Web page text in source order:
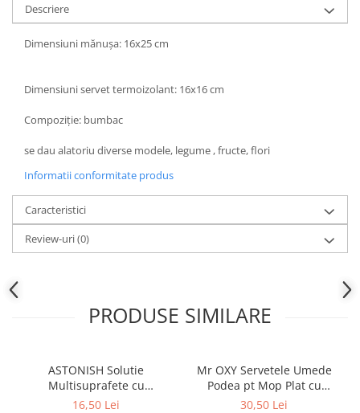
Descriere
Dimensiuni mănușa: 16x25 cm
Dimensiuni servet termoizolant: 16x16 cm
Compoziție: bumbac
se dau alatoriu diverse modele, legume , fructe, flori
Informatii conformitate produs
Caracteristici
Review-uri(0)
PRODUSE SIMILARE
ASTONISH Solutie
Multisuprafete cu
Bicarbonat de Sodiu 750 ml
16,50 Lei
Mr OXY Servetele Umede
Podea pt Mop Plat cu
Bicarbonat 50 buc
30,50 Lei